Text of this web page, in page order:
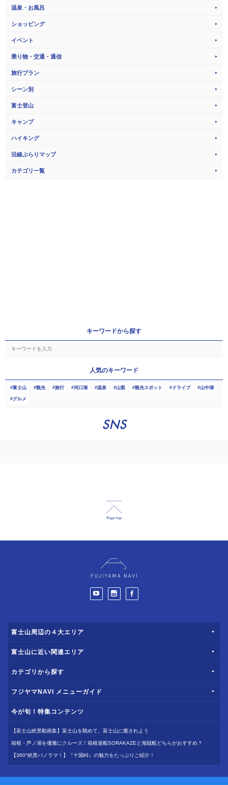
温泉・お風呂
ショッピング
イベント
乗り物・交通・通信
旅行プラン
シーン別
富士登山
キャンプ
ハイキング
沿線ぶらりマップ
カテゴリ一覧
キーワードから探す
人気のキーワード
富士山 観光 旅行 河口湖 温泉 山梨 観光スポット ドライブ 山中湖
グルメ
SNS
富士山周辺の４大エリア
富士山に近い関連エリア
カテゴリから探す
フジヤマNAVI メニューガイド
今が旬！特集コンテンツ
【富士山絶景動画集】富士山を眺めて、富士山に癒されよう
箱根・芦ノ湖を優雅にクルーズ！箱根遊船SORAKAZEと海賊船どちらがおすすめ？
【360°絶景パノラマ！】『十国峠』の魅力をたっぷりご紹介！